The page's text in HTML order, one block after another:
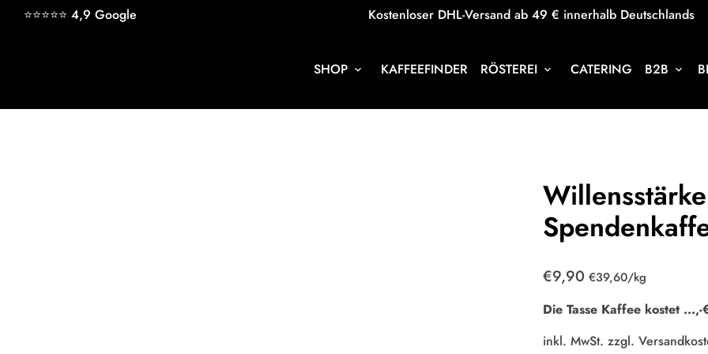
Direkt⭐⭐⭐⭐⭐ 4,9 Google Kostenloser DHL-Versand ab 49 € innerhalb Deutschlands
SHOP keyboard_arrow_down KAFFEEFINDER RÖSTEREI keyboard_arrow_down CATERING B2B keyboard_arrow_down
€9,90 Einzelpreis
€39,60/zum
kg
Die Tasse Kaffee kostet ...,-
inkl. MwSt. zzgl.